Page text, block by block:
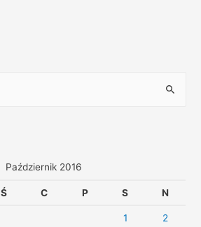
Październik 2016
Ś C P S N
1
2